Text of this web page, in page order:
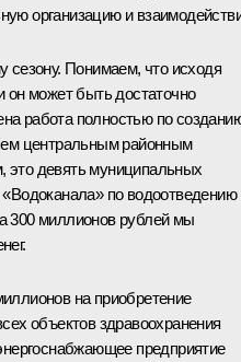
организацию и
сезону. Понимаем, что исходя
он может быть достаточно
работа полностью по
центральным районным
девять муниципальных
по водоотведению
300 миллионов рублей мы
на приобретение
объектов здравоохранения
предприятие